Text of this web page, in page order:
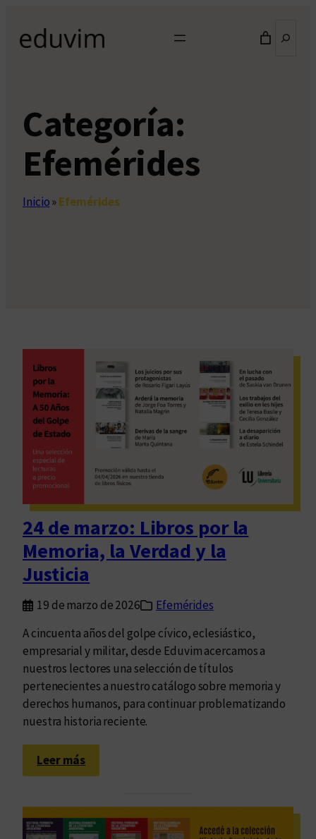
contenido
Categoría:
Efemérides
Inicio»Efemérides
24 de marzo: Libros por la
Memoria, la Verdad y la
Justicia
19 de marzo de 2026
Efemérides
A cincuenta años del golpe cívico, eclesiástico,
empresarial y militar, desde Eduvim acercamos a
nuestros lectores una selección de títulos
pertenecientes a nuestro catálogo sobre memoria y
derechos humanos, para continuar problematizando
nuestra historia reciente.
Leer más:
2
e